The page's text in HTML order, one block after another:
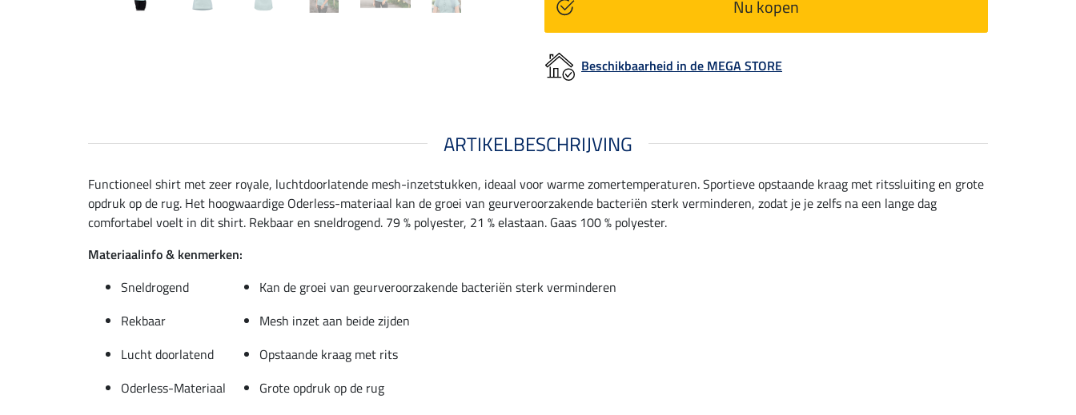
Nu kopen
Beschikbaarheid in de MEGA STORE
ARTIKELBESCHRIJVING
Functioneel shirt met zeer royale, luchtdoorlatende mesh-inzetstukken, ideaal voor warme zomertemperaturen. Sportieve opstaande kraag met ritssluiting en grote
opdruk op de rug. Het hoogwaardige Oderless-materiaal kan de groei van geurveroorzakende bacteriën sterk verminderen, zodat je je zelfs na een lange dag
comfortabel voelt in dit shirt. Rekbaar en sneldrogend. 79 % polyester, 21 % elastaan. Gaas 100 % polyester.
Materiaalinfo & kenmerken:
Sneldrogend
Kan de groei van geurveroorzakende bacteriën sterk verminderen
Rekbaar
Mesh inzet aan beide zijden
Lucht doorlatend
Opstaande kraag met rits
Oderless-Materiaal
Grote opdruk op de rug